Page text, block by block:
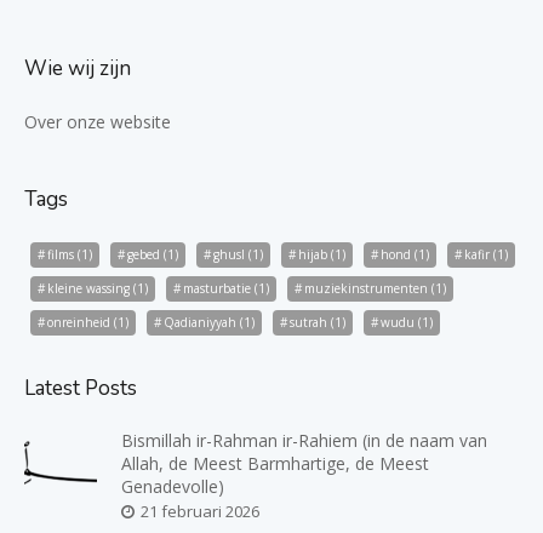
Wie wij zijn
Over onze website
Tags
films (1) gebed (1) ghusl (1) hijab (1) hond (1) kafir (1)
kleine wassing (1) masturbatie (1) muziekinstrumenten (1)
onreinheid (1) Qadianiyyah (1) sutrah (1) wudu (1)
Latest Posts
Bismillah ir-Rahman ir-Rahiem (in de naam van
Allah, de Meest Barmhartige, de Meest
Genadevolle)
21 februari 2026